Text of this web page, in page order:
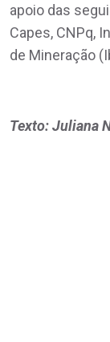
apoio das
Capes, CNPq,
de Mineração
Texto: Juliana